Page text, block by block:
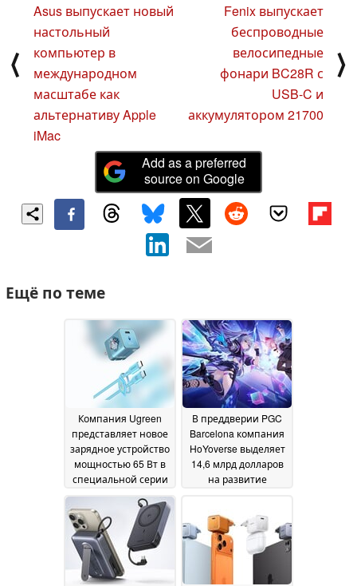
⟨
Asus выпускает новый
настольный
компьютер в
международном
масштабе как
альтернативу Apple
iMac
Fenix выпускает
беспроводные
велосипедные
фонари BC28R с
USB-C и
аккумулятором 21700
⟩
Add as a preferred
source on Google
Ещё по теме
Компания Ugreen
представляет новое
зарядное устройство
мощностью 65 Вт в
специальной серии
с компактным
дизайном
24 June 2026
В преддверии PGC
Barcelona компания
HoYoverse выделяет
14,6 млрд долларов
на развитие
2026